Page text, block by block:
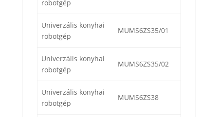
robotgép
Univerzális konyhai
robotgép
MUMS6ZS35/01
Univerzális konyhai
robotgép
MUMS6ZS35/02
Univerzális konyhai
robotgép
MUMS6ZS38